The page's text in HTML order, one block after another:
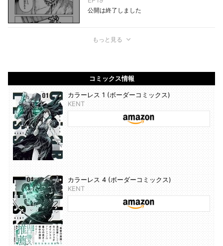
公開は終了しました
もっと見る
コミックス情報
カラーレス 1 (ボーダーコミックス)
KENT
カラーレス 4 (ボーダーコミックス)
KENT